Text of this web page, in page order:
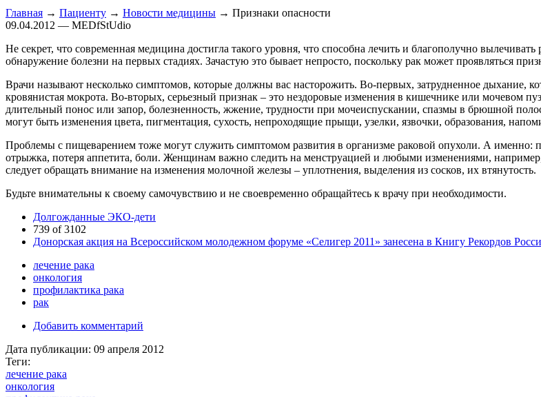
Главная → Пациенту → Новости медицины → Признаки опасности
09.04.2012 — MEDfStUdio
Не секрет, что современная медицина достигла такого уровня, что способна лечить и благополучно
обнаружение болезни на первых стадиях. Зачастую это бывает непросто, поскольку рак может проявляться
Врачи называют несколько симптомов, которые должны вас насторожить. Во-первых, затрудненное дыхание,
кровянистая мокрота. Во-вторых, серьезный признак – это нездоровые изменения в кишечнике или мочевом
длительный понос или запор, болезненность, жжение, трудности при мочеиспускании, спазмы в брюшной
могут быть изменения цвета, пигментация, сухость, непроходящие прыщи, узелки, язвочки, образования,
Проблемы с пищеварением тоже могут служить симптомом развития в организме раковой опухоли. А
отрыжка, потеря аппетита, боли. Женщинам важно следить на менструацией и любыми изменениями,
следует обращать внимание на изменения молочной железы – уплотнения, выделения из сосков, их втянутость.
Будьте внимательны к своему самочувствию и не своевременно обращайтесь к врачу при необходимости.
Долгожданные ЭКО-дети
739 of 3102
Донорская акция на Всероссийском молодежном форуме «Селигер 2011» занесена в Книгу Рекордов
лечение рака
онкология
профилактика рака
рак
Добавить комментарий
Дата публикации: 09 апреля 2012
Теги:
лечение рака
онкология